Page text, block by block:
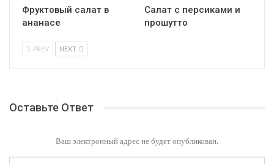
Фруктовый салат в
ананасе
Салат с персиками и
прошутто
PREV NEXT
Оставьте Ответ
Ваш электронный адрес не будет опубликован.